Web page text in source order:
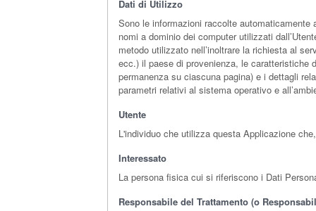
Dati di Utilizzo
Sono le informazioni raccolte
nomi a dominio dei computer utilizzati
metodo utilizzato nell’inoltrare la richiesta al
ecc.) il paese di provenienza, le caratteristiche
permanenza su ciascuna pagina) e i dettagli
parametri relativi al sistema operativo e
Utente
L'individuo che utilizza questa Applicazione
Interessato
La persona fisica cui si riferiscono i Dati
Responsabile del Trattamento (o